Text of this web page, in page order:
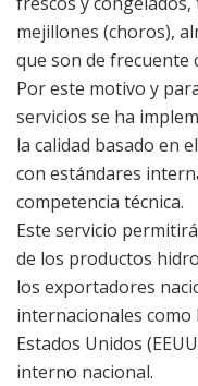
mejillones (choros),
que son de frecuente
Por este motivo y
servicios se ha
la calidad basado en
con estándares
competencia técnica.
Este servicio
de los productos
los exportadores
internacionales como
Estados Unidos
interno nacional.